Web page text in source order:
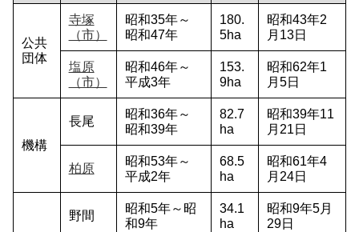
公共
団体
寺塚
（市）
昭和35年～
昭和47年
180.
5ha
昭和43年2
月13日
塩原
（市）
昭和46年～
平成3年
153.
9ha
昭和62年1
月5日
機構
長尾
昭和36年～
昭和39年
82.7
ha
昭和39年11
月21日
柏原
昭和53年～
平成2年
68.5
ha
昭和61年4
月24日
野間
昭和5年～昭
和9年
34.1
ha
昭和9年5月
29日